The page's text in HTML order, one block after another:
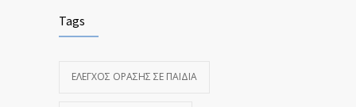
Tags
ΈΛΕΓΧΟΣ ΌΡΑΣΗΣ ΣΕ ΠΑΙΔΙΆ